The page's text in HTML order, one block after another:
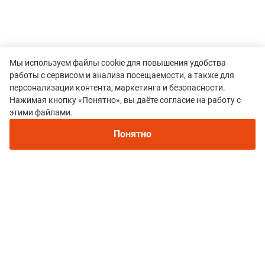
MONGOLIAN MOUNTAIN MARATHON
Мы используем файлы cookie для повышения удобства
работы с сервисом и анализа посещаемости, а также для
персонализации контента, маркетинга и безопасности.
Нажимая кнопку «Понятно», вы даёте согласие на работу с
этими файлами.
Понятно